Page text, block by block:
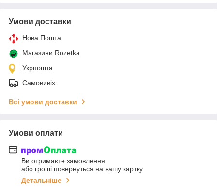
Умови доставки
Нова Пошта
Магазини Rozetka
Укрпошта
Самовивіз
Всі умови доставки
Умови оплати
Ви отримаєте замовлення
або гроші повернуться на вашу картку
Детальніше